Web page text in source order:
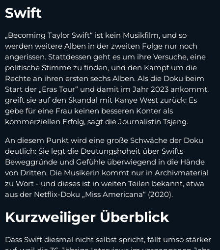
Swift
„Becoming Taylor Swift“ ist kein Musikfilm, und so
werden weitere Alben in der zweiten Folge nur noch
angerissen. Stattdessen geht es um ihre Versuche, eine
politische Stimme zu finden, und den Kampf um die
Rechte an ihren ersten sechs Alben. Als die Doku beim
Start der „Eras Tour“ und damit im Jahr 2023 ankommt,
greift sie auf den Skandal mit Kanye West zurück: Es
gebe für eine Frau keinen besseren Konter als
kommerziellen Erfolg, sagt die Journalistin Tsjeng.
An diesem Punkt wird eine große Schwäche der Doku
deutlich: Sie legt die Deutungshoheit über Swifts
Beweggründe und Gefühle überwiegend in die Hände
von Dritten. Die Musikerin kommt nur in Archivmaterial
zu Wort - und dieses ist in weiten Teilen bekannt, etwa
aus der Netflix-Doku „Miss Americana“ (2020).
Kurzweiliger Überblick
Dass Swift diesmal nicht selbst spricht, fällt umso stärker